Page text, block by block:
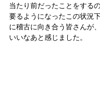
当たり前だったことをする
要るようになったこの状況
に稽古に向き合う皆さんが
いいなあと感じました。